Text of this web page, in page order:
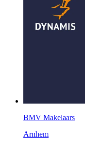
BMV Makelaars
Arnhem